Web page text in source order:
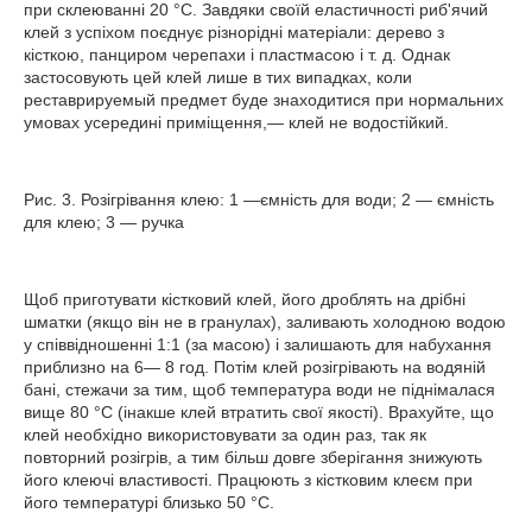
при склеюванні 20 °С. Завдяки своїй еластичності риб'ячий
клей з успіхом поєднує різнорідні матеріали: дерево з
кісткою, панциром черепахи і пластмасою і т. д. Однак
застосовують цей клей лише в тих випадках, коли
реставрируемый предмет буде знаходитися при нормальних
умовах усередині приміщення,— клей не водостійкий.
Рис. 3. Розігрівання клею: 1 —ємність для води; 2 — ємність
для клею; 3 — ручка
Щоб приготувати кістковий клей, його дроблять на дрібні
шматки (якщо він не в гранулах), заливають холодною водою
у співвідношенні 1:1 (за масою) і залишають для набухання
приблизно на 6— 8 год. Потім клей розігрівають на водяній
бані, стежачи за тим, щоб температура води не піднімалася
вище 80 °С (інакше клей втратить свої якості). Врахуйте, що
клей необхідно використовувати за один раз, так як
повторний розігрів, а тим більш довге зберігання знижують
його клеючі властивості. Працюють з кістковим клеєм при
його температурі близько 50 °С.